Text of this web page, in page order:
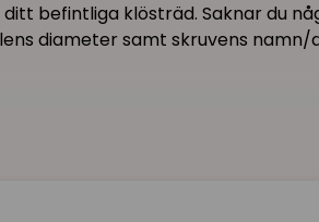
befintliga klösträd. Saknar du
diameter samt skruvens namn/